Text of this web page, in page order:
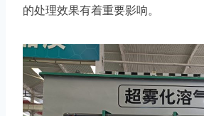
的处理效果有着重要影响。